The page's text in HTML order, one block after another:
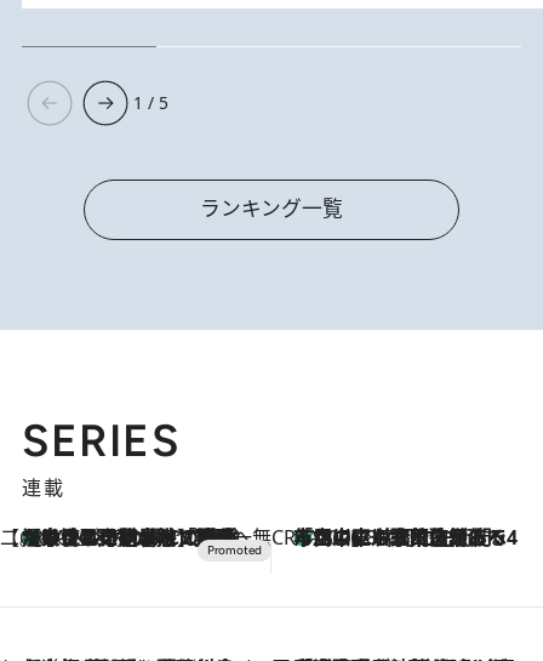
1 / 5
ランキング一覧
SERIES
連載
【CREA×星野リゾート】唯一無二。癒しと発見が待つ場所へ
2026.8.7
【トンボの足水浴】ヒノキの香りに包まれて涼感マックス！約13℃の湧水かけ流しを避暑地「星野温泉 トンボの湯」で体験 CREA'S CHOICE
2026.8.7
「立川にも歌舞伎があるんだよ」 片岡仁左衛門・市川中車ら豪華座組みで4年目の立川立飛歌舞伎へ